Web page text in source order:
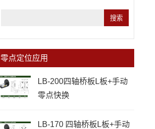
零点定位应用
LB-200四轴桥板L板+手动
零点快换
LB-170 四轴桥板L板+手动